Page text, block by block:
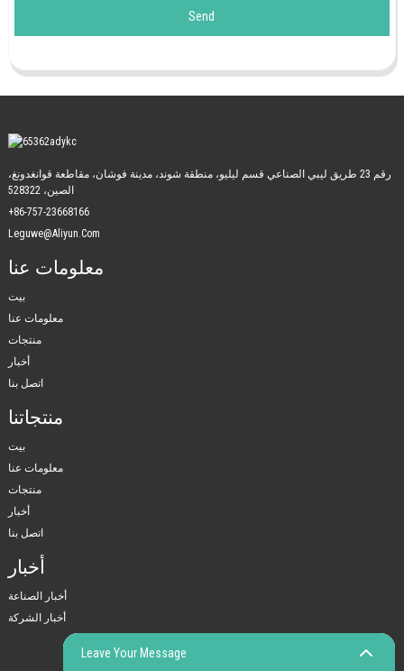
Send
رقم 23 طريق ليبي الصناعي قسم ليليو، منطقة شوند، مدينة فوشان، مقاطعة قوانغدونغ،
الصين، 528322
+86-757-23668166
Leguwe@aliyun.com
معلومات عنا
بيت
معلومات عنا
منتجات
أخبار
اتصل بنا
منتجاتنا
بيت
معلومات عنا
منتجات
أخبار
اتصل بنا
أخبار
أخبار الصناعة
أخبار الشركة
Leave Your Message